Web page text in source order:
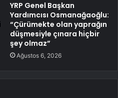
YRP Genel Başkan
Yardımcısı Osmanağaoğlu:
“Çürümekte olan yaprağın
düşmesiyle çınara hiçbir
şey olmaz”
Ağustos 6, 2026